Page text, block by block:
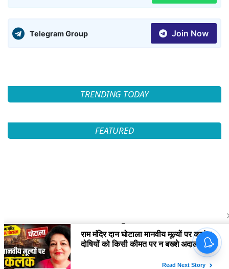
Telegram Group Join Now
TRENDING TODAY
FEATURED